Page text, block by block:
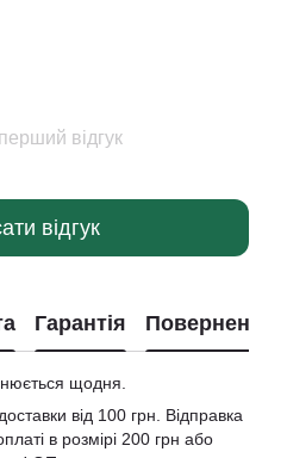
відгук
відгук
Гарантія Повернення
щодня.
від 100 грн. Відправка
в розмірі 200 грн або